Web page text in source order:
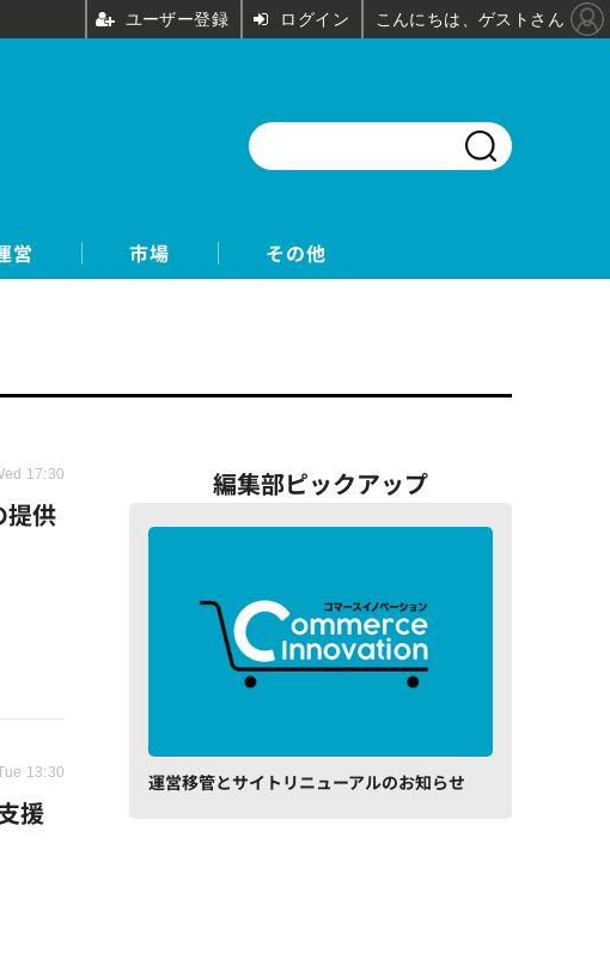
営 市場 その他
17:30
提供
13:30
援
編集部ピックアップ
運営移管とサイトリニューアルのお知らせ
ユーザー登録 ログイン こんにちは、ゲストさん